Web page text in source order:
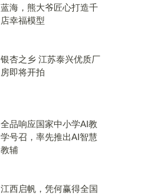
蓝海，熊大爷匠心打造千
店幸福模型
银杏之乡 江苏泰兴优质厂
房即将开拍
全品响应国家中小学AI教
学号召，率先推出AI智慧
教辅
江西启帆，凭何赢得全国